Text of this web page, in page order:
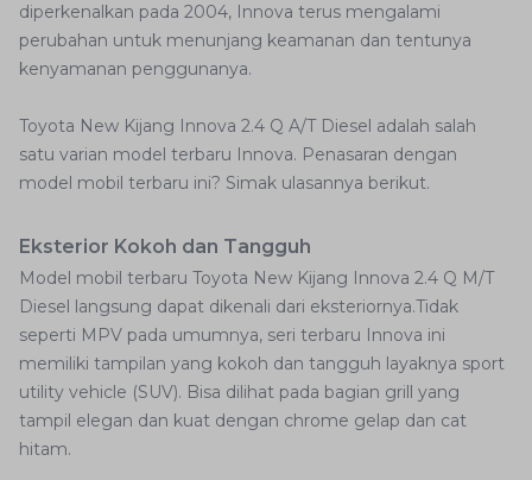
diperkenalkan pada 2004, Innova terus mengalami
perubahan untuk menunjang keamanan dan tentunya
kenyamanan penggunanya.
Toyota New Kijang Innova 2.4 Q A/T Diesel adalah salah
satu varian model terbaru Innova. Penasaran dengan
model mobil terbaru ini? Simak ulasannya berikut.
Eksterior Kokoh dan Tangguh
Model mobil terbaru Toyota New Kijang Innova 2.4 Q M/T
Diesel langsung dapat dikenali dari eksteriornya.Tidak
seperti MPV pada umumnya, seri terbaru Innova ini
memiliki tampilan yang kokoh dan tangguh layaknya sport
utility vehicle (SUV). Bisa dilihat pada bagian grill yang
tampil elegan dan kuat dengan chrome gelap dan cat
hitam.